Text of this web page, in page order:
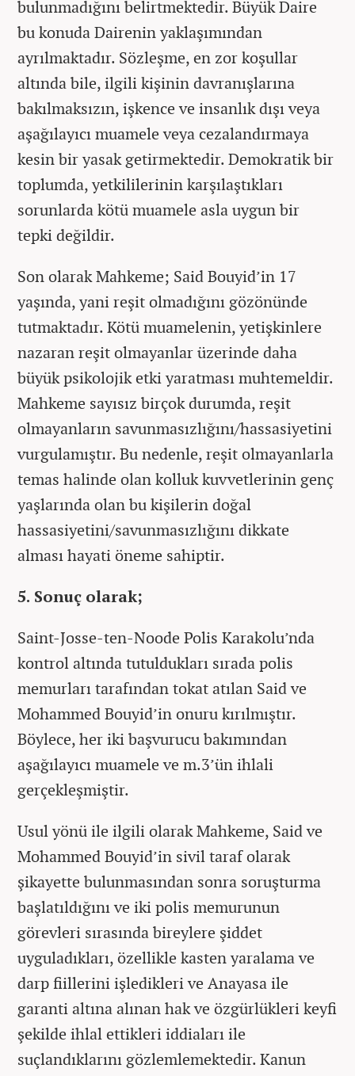
bulunmadığını belirtmektedir. Büyük Daire
bu konuda Dairenin yaklaşımından
ayrılmaktadır. Sözleşme, en zor koşullar
altında bile, ilgili kişinin davranışlarına
bakılmaksızın, işkence ve insanlık dışı veya
aşağılayıcı muamele veya cezalandırmaya
kesin bir yasak getirmektedir. Demokratik bir
toplumda, yetkililerinin karşılaştıkları
sorunlarda kötü muamele asla uygun bir
tepki değildir.
Son olarak Mahkeme; Said Bouyid’in 17
yaşında, yani reşit olmadığını gözönünde
tutmaktadır. Kötü muamelenin, yetişkinlere
nazaran reşit olmayanlar üzerinde daha
büyük psikolojik etki yaratması muhtemeldir.
Mahkeme sayısız birçok durumda, reşit
olmayanların savunmasızlığını/hassasiyetini
vurgulamıştır. Bu nedenle, reşit olmayanlarla
temas halinde olan kolluk kuvvetlerinin genç
yaşlarında olan bu kişilerin doğal
hassasiyetini/savunmasızlığını dikkate
alması hayati öneme sahiptir.
5. Sonuç olarak;
Saint-Josse-ten-Noode Polis Karakolu’nda
kontrol altında tutuldukları sırada polis
memurları tarafından tokat atılan Said ve
Mohammed Bouyid’in onuru kırılmıştır.
Böylece, her iki başvurucu bakımından
aşağılayıcı muamele ve m.3’ün ihlali
gerçekleşmiştir.
Usul yönü ile ilgili olarak Mahkeme, Said ve
Mohammed Bouyid’in sivil taraf olarak
şikayette bulunmasından sonra soruşturma
başlatıldığını ve iki polis memurunun
görevleri sırasında bireylere şiddet
uyguladıkları, özellikle kasten yaralama ve
darp fiillerini işledikleri ve Anayasa ile
garanti altına alınan hak ve özgürlükleri keyfi
şekilde ihlal ettikleri iddiaları ile
suçlandıklarını gözlemlemektedir. Kanun